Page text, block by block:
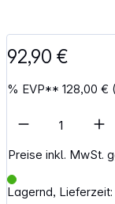
92,90 €
% EVP**128,00 €
Preise inkl. MwSt.
Lagernd,
Artikel